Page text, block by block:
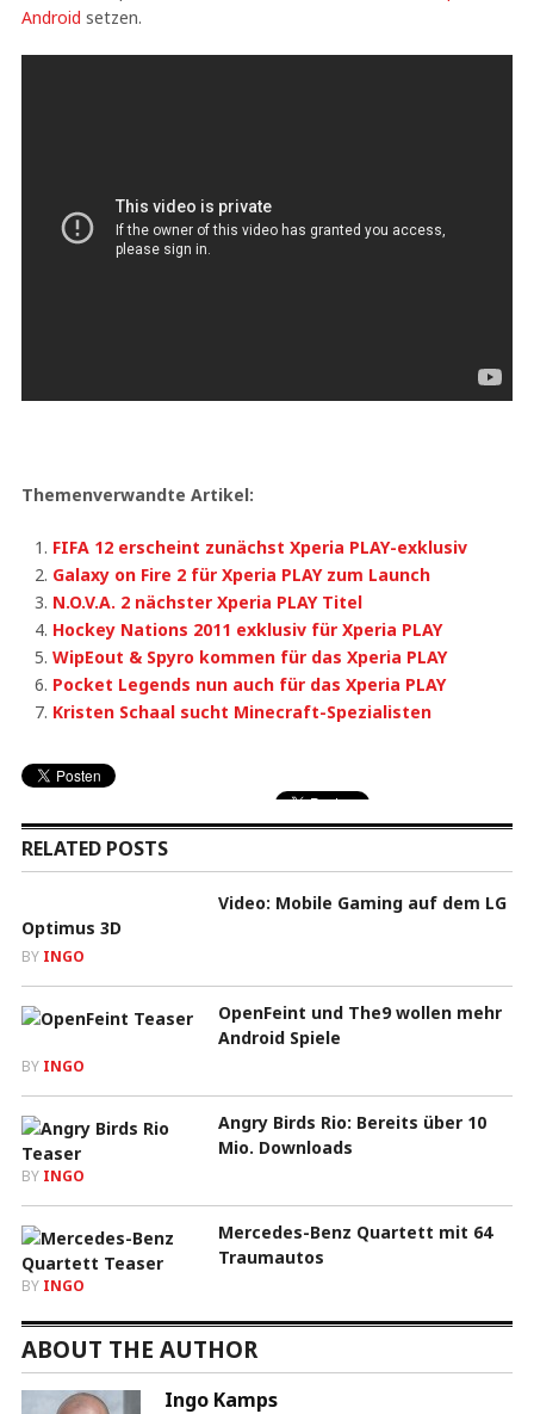
Android setzen.
Themenverwandte Artikel:
FIFA 12 erscheint zunächst Xperia PLAY-exklusiv
Galaxy on Fire 2 für Xperia PLAY zum Launch
N.O.V.A. 2 nächster Xperia PLAY Titel
Hockey Nations 2011 exklusiv für Xperia PLAY
WipEout & Spyro kommen für das Xperia PLAY
Pocket Legends nun auch für das Xperia PLAY
Kristen Schaal sucht Minecraft-Spezialisten
RELATED POSTS
Video: Mobile Gaming auf dem LG
Optimus 3D
BY INGO
OpenFeint und The9 wollen mehr
Android Spiele
BY INGO
Angry Birds Rio: Bereits über 10
Mio. Downloads
BY INGO
Mercedes-Benz Quartett mit 64
Traumautos
BY INGO
ABOUT THE AUTHOR
Ingo Kamps